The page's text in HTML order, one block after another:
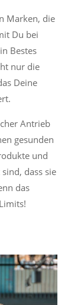
Marken, die
Du bei
Bestes
nur die
Deine
Antrieb
gesunden
und
dass sie
das